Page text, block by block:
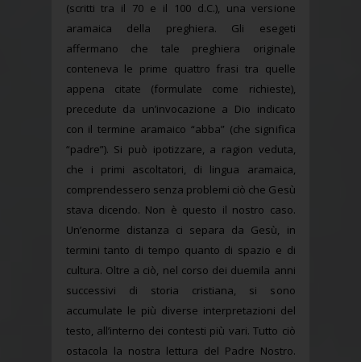
(scritti tra il 70 e il 100 d.C.), una versione
aramaica della preghiera. Gli esegeti
affermano che tale preghiera originale
conteneva le prime quattro frasi tra quelle
appena citate (formulate come richieste),
precedute da un’invocazione a Dio indicato
con il termine aramaico “abba” (che significa
“padre”). Si può ipotizzare, a ragion veduta,
che i primi ascoltatori, di lingua aramaica,
comprendessero senza problemi ciò che Gesù
stava dicendo. Non è questo il nostro caso.
Un’enorme distanza ci separa da Gesù, in
termini tanto di tempo quanto di spazio e di
cultura. Oltre a ciò, nel corso dei duemila anni
successivi di storia cristiana, si sono
accumulate le più diverse interpretazioni del
testo, all’interno dei contesti più vari. Tutto ciò
ostacola la nostra lettura del Padre Nostro.